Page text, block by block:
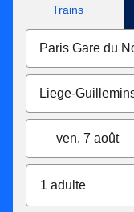
Trains
ven. 7 août
1 adulte